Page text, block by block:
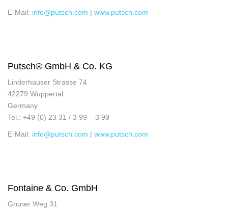
E-Mail: info@putsch.com | www.putsch.com
Putsch® GmbH & Co. KG
Linderhauser Strasse 74
42279 Wuppertal
Germany
Tel.: +49 (0) 23 31 / 3 99 – 3 99
E-Mail: info@putsch.com | www.putsch.com
Fontaine & Co. GmbH
Grüner Weg 31